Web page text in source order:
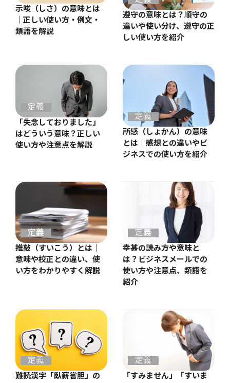
示唆（しさ）の意味とは
｜正しい使い方・例文・
類語を解説
遵守の意味とは？順守の
違いや使い分け、遵守の正
しい使い方を紹介
定義
「失念しておりました」
はどういう意味？正しい
使い方や注意点を解説
定義
所感（しょかん）の意味
とは｜感想との違いやビ
ジネスでの使い方を紹介
定義
推敲（すいこう）とは｜
意味や校正との違い、使
い方をわかりやすく解説
定義
幸甚の読み方や意味と
は？ビジネスメールでの
使い方や注意点、類語を
紹介
定義
難読漢字「臥薪嘗胆」の
定義
「すみません」「すいま